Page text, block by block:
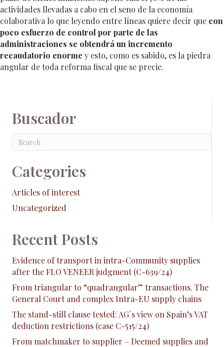
actividades llevadas a cabo en el seno de la economía
colaborativa lo que leyendo entre líneas quiere decir que con
poco esfuerzo de control por parte de las
administraciones se obtendrá un incremento
recaudatorio enorme y esto, como es sabido, es la piedra
angular de toda reforma fiscal que se precie.
Buscador
Categories
Articles of interest
Uncategorized
Recent Posts
Evidence of transport in intra-Community supplies
after the FLO VENEER judgment (C-639/24)
From triangular to “quadrangular” transactions. The
General Court and complex Intra-EU supply chains
The stand-still clause tested: AG´s view on Spain’s VAT
deduction restrictions (case C-515/24)
From matchmaker to supplier – Deemed supplies and